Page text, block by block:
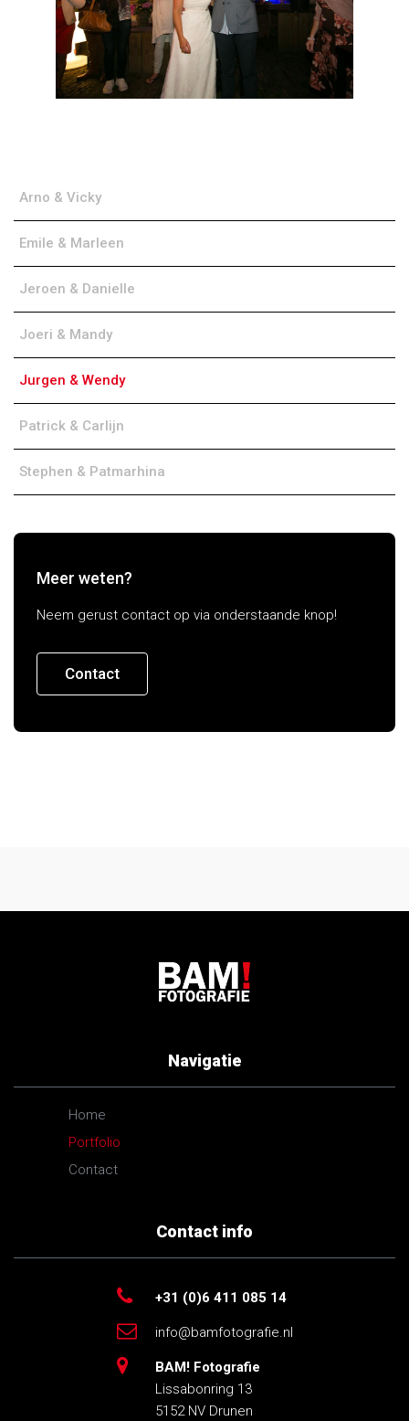
Arno & Vicky
Emile & Marleen
Jeroen & Danielle
Joeri & Mandy
Jurgen & Wendy
Patrick & Carlijn
Stephen & Patmarhina
Meer weten?
Neem gerust contact op via onderstaande knop!
Contact
Navigatie
Home
Portfolio
Contact
Contact info
+31 (0)6 411 085 14
info@bamfotografie.nl
BAM! Fotografie
Lissabonring 13
5152 NV Drunen